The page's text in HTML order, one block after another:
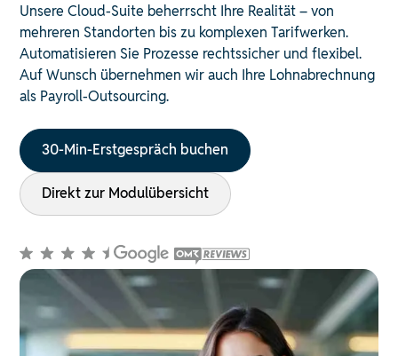
Unsere Cloud-Suite beherrscht Ihre Realität – von
mehreren Standorten bis zu komplexen Tarifwerken.
Automatisieren Sie Prozesse rechtssicher und flexibel.
Auf Wunsch übernehmen wir auch Ihre Lohnabrechnung
als Payroll-Outsourcing.
30-Min-Erstgespräch buchen
Direkt zur Modulübersicht